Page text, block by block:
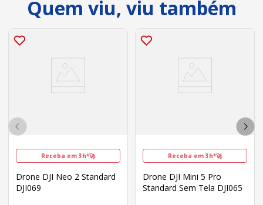
Quem viu, viu também
Receba em 3h*🚀
Drone DJI Neo 2 Standard
DJI069
Receba em 3h*🚀
Drone DJI Mini 5 Pro
Standard Sem Tela DJI065